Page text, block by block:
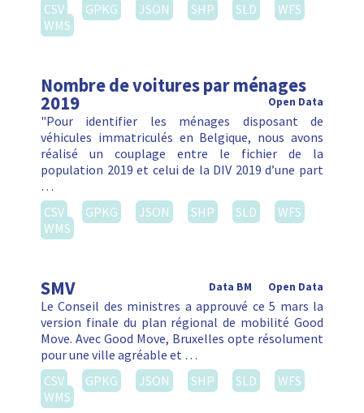
CSV
GPKG JSON SHP SLD
WFS
WMS
Nombre de voitures par ménages
2019 Open Data
"Pour identifier les ménages disposant de
véhicules immatriculés en Belgique, nous avons
réalisé un couplage entre le fichier de la
population 2019 et celui de la DIV 2019 d’une part
…
CSV
GPKG JSON SHP SLD
WFS
WMS
SMV Open Data
Data BM
Le Conseil des ministres a approuvé ce 5 mars la
version finale du plan régional de mobilité Good
Move. Avec Good Move, Bruxelles opte résolument
pour une ville agréable et …
CSV
GPKG JSON SHP SLD
WFS
WMS